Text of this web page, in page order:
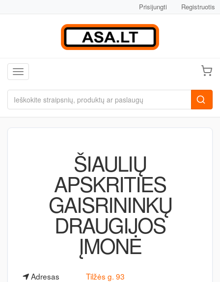
Prisijungti Registruotis
Toggle navigation
ŠIAULIŲ
APSKRITIES
GAISRININKŲ
DRAUGIJOS
ĮMONĖ
Adresas
Tilžės g. 93